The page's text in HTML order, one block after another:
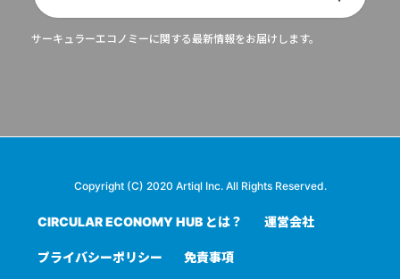
サーキュラーエコノミーに関する最新情報をお届けします。
Copyright (C) 2020 Artiql Inc. All Rights Reserved.
CIRCULAR ECONOMY HUB とは？ 運営会社
プライバシーポリシー 免責事項